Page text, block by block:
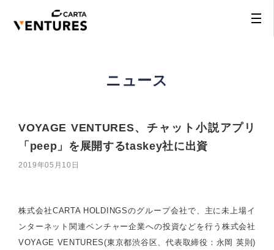
ニュース
VOYAGE VENTURES、チャット小説アプリ
「peep」を展開するtaskey社に出資
2019年05月10日
株式会社CARTA HOLDINGSのグループ会社で、主に未上場イ
ンターネット関連ベンチャー企業への投資などを行う株式会社
VOYAGE VENTURES(東京都渋谷区、代表取締役：永岡 英則)